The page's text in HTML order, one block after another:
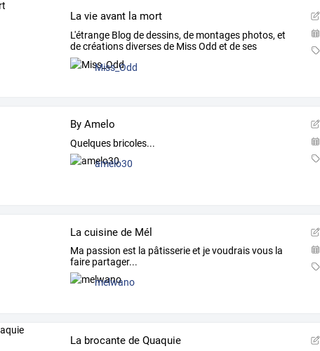
La vie avant la mort
L'étrange Blog dedessins, de montages photos, et
decréationsdiversesde MissOdd et deses
amis
Miss_Odd
By Amelo
Quelques bricoles...
amelo30
La cuisine de Mél
Ma passion est la pâtisserie et je voudrais vous la
faire partager...
melwano
La brocante de Quaquie